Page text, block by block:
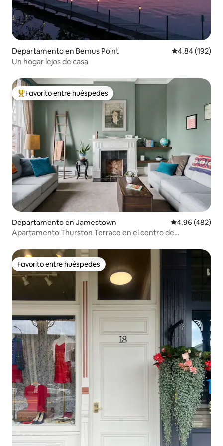
Departamento en Bemus Point Calificación
4.84 (192)
Un hogar lejos de casa
De los mejores en Favorito entre huéspedes
Favorito entre huéspedes
Departamento en Jamestown Calificación
4.96 (482)
Apartamento Thurston Terrace en el centro de
Favorito entre huéspedes
Favorito entre huéspedes